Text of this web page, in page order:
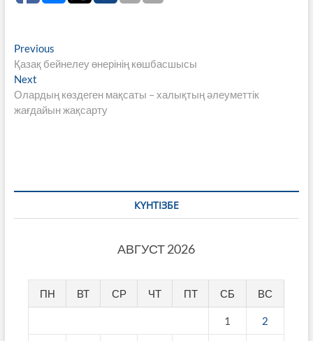
Навигация
по
записям
PreviousPrevious
post:
Қазақ бейнелеу өнерінің көшбасшысы
NextNext
post:
Олардың көздеген мақсаты – халықтың әлеуметтік
жағдайын жақсарту
КҮНТІЗБЕ
АВГУСТ 2026
ПН ВТ СР ЧТ ПТ СБ ВС
1 2